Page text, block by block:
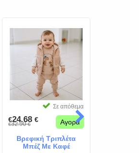
Σε απόθεμα
€24.68 €
€32.90€ Αγορά
Βρεφική Τριπλέτα
Μπέζ Με Καφέ